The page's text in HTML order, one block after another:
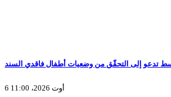
تدعو إلى التحقّق من وضعيات أطفال فاقدي السند
6 أوت 2026، 11:00